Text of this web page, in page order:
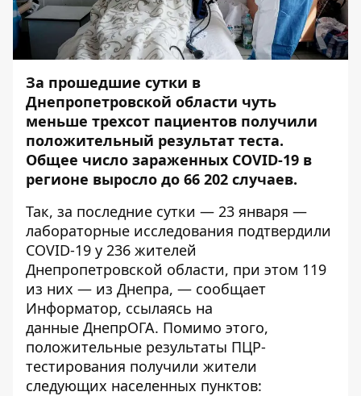
За прошедшие сутки в
Днепропетровской области чуть
меньше трехсот пациентов получили
положительный результат теста.
Общее число зараженных COVID-19 в
регионе выросло до 66 202 случаев.
Так, за последние сутки — 23 января —
лабораторные исследования подтвердили
COVID-19 у 236 жителей
Днепропетровской области, при этом 119
из них — из Днепра, — сообщает
Информатор, ссылаясь на
данные ДнепрОГА. Помимо этого,
положительные результаты ПЦР-
тестирования получили жители
следующих населенных пунктов: